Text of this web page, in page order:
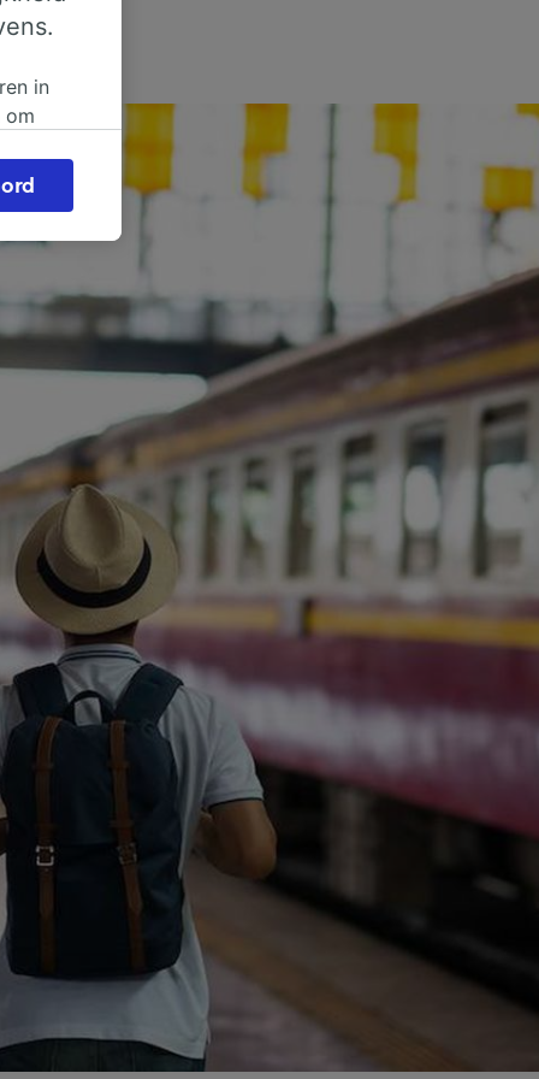
in
om
als